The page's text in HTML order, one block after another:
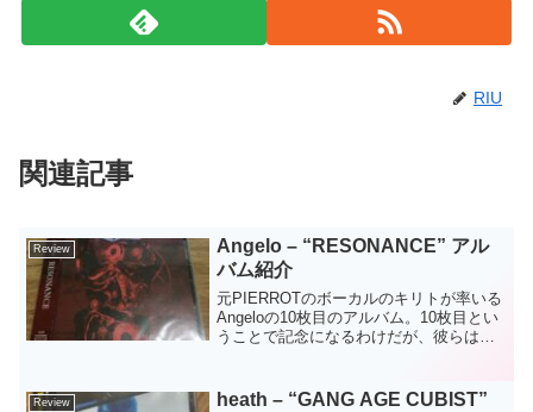
RIU
関連記事
Review
Angelo – “RESONANCE” アル
バム紹介
元PIERROTのボーカルのキリトが率いる
Angeloの10枚目のアルバム。10枚目とい
うことで記念になるわけだが、彼らは特
のKaryuは前作が緻密で隙のないつく...
Review
heath – “GANG AGE CUBIST”